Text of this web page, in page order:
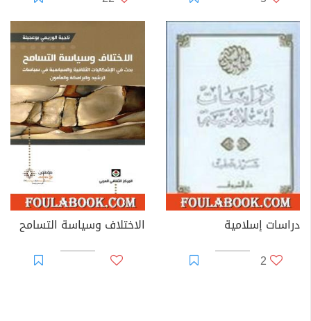
دراسات إسلامية
2
الاختلاف وسياسة التسامح